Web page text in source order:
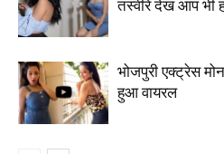
तस्वीरें देख आप भी
भोजपुरी एक्ट्रेस
हुआ वायरल